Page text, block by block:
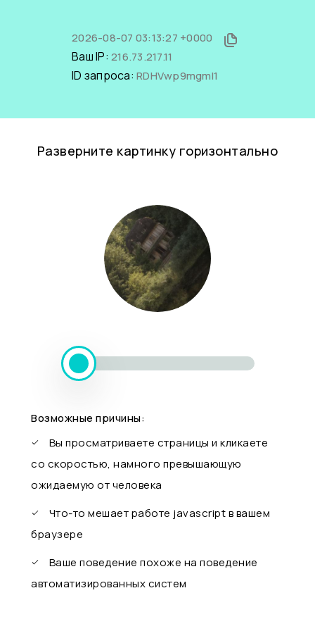
2026-08-07 03:13:27 +0000
Ваш IP: 216.73.217.11
ID запроса: RDHVwp9mgmI1
Разверните картинку горизонтально
Возможные причины:
Вы просматриваете страницы и кликаете
со скоростью, намного превышающую
ожидаемую от человека
Что-то мешает работе javascript в вашем
браузере
Ваше поведение похоже на поведение
автоматизированных систем